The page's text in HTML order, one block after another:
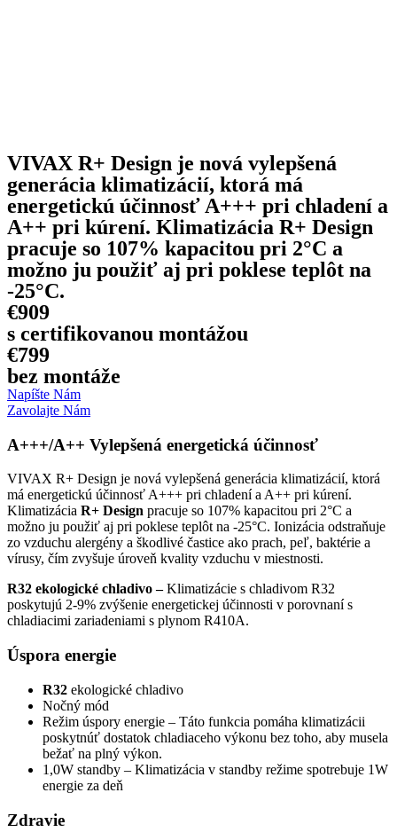
VIVAX R+ Design je nová vylepšená
generácia klimatizácií, ktorá má
energetickú účinnosť A+++ pri chladení a
A++ pri kúrení. Klimatizácia R+ Design
pracuje so 107% kapacitou pri 2°C a
možno ju použiť aj pri poklese teplôt na
-25°C.
€909
s certifikovanou montážou
€799
bez montáže
Napíšte Nám
Zavolajte Nám
A+++/A++ Vylepšená energetická účinnosť
VIVAX R+ Design je nová vylepšená generácia klimatizácií, ktorá
má energetickú účinnosť A+++ pri chladení a A++ pri kúrení.
Klimatizácia R+ Design pracuje so 107% kapacitou pri 2°C a
možno ju použiť aj pri poklese teplôt na -25°C. Ionizácia odstraňuje
zo vzduchu alergény a škodlivé častice ako prach, peľ, baktérie a
vírusy, čím zvyšuje úroveň kvality vzduchu v miestnosti.
R32 ekologické chladivo –Klimatizácie s chladivom R32
poskytujú 2-9% zvýšenie energetickej účinnosti v porovnaní s
chladiacimi zariadeniami s plynom R410A.
Úspora energie
R32 ekologické chladivo
Nočný mód
Režim úspory energie – Táto funkcia pomáha klimatizácii
poskytnúť dostatok chladiaceho výkonu bez toho, aby musela
bežať na plný výkon.
1,0W standby – Klimatizácia v standby režime spotrebuje 1W
energie za deň
Zdravie